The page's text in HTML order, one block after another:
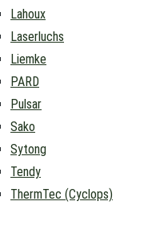
Lahoux
Laserluchs
Liemke
PARD
Pulsar
Sako
Sytong
Tendy
ThermTec (Cyclops)